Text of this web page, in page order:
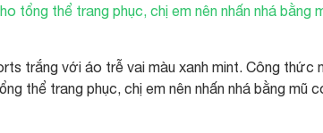
trắng với áo trễ vai màu xanh mint. Công thức
thể trang phục, chị em nên nhấn nhá bằng mũ